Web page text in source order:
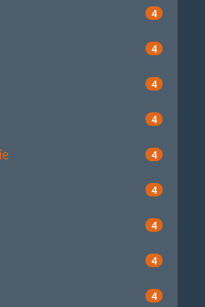
4
4
4
4
4
4
4
4
4